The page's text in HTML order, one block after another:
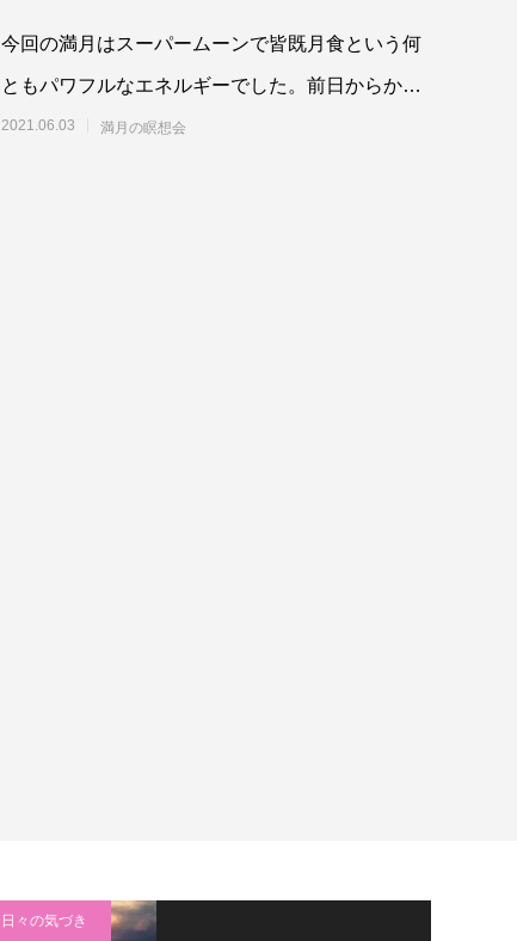
今回の満月はスーパームーンで皆既月食という何
ともパワフルなエネルギーでした。前日からかな
り強烈なエネルギーを感じていたのですが、影響
2021.06.03 満月の瞑想会
日々の気づき